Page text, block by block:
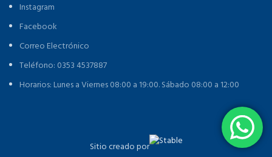
Instagram
Facebook
Correo Electrónico
Teléfono: 0353 4537887
Horarios: Lunes a Viernes 08:00 a 19:00. Sábado 08:00 a 12:00
Sitio creado por